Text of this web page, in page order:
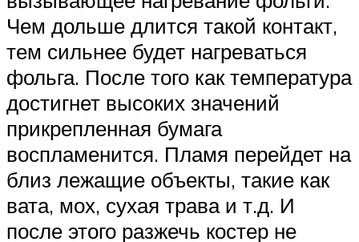
Чем дольше длится такой контакт,
тем сильнее будет нагреваться
фольга. После того как температура
достигнет высоких значений
прикрепленная бумага
воспламенится. Пламя перейдет на
близ лежащие объекты, такие как
вата, мох, сухая трава и т.д. И
после этого разжечь костер не